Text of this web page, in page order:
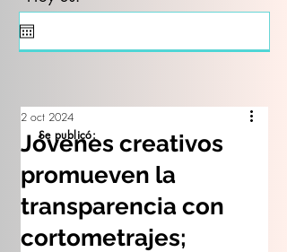
Jóvenes creativos
promueven la
transparencia con
cortometrajes;
2 oct 2024
Se publicó: